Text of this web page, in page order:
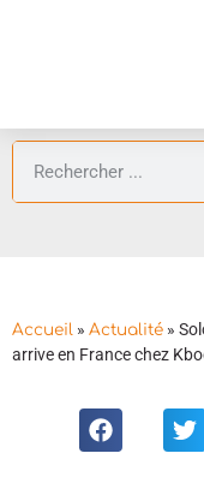
Accueil » Actualité »
arrive en France chez